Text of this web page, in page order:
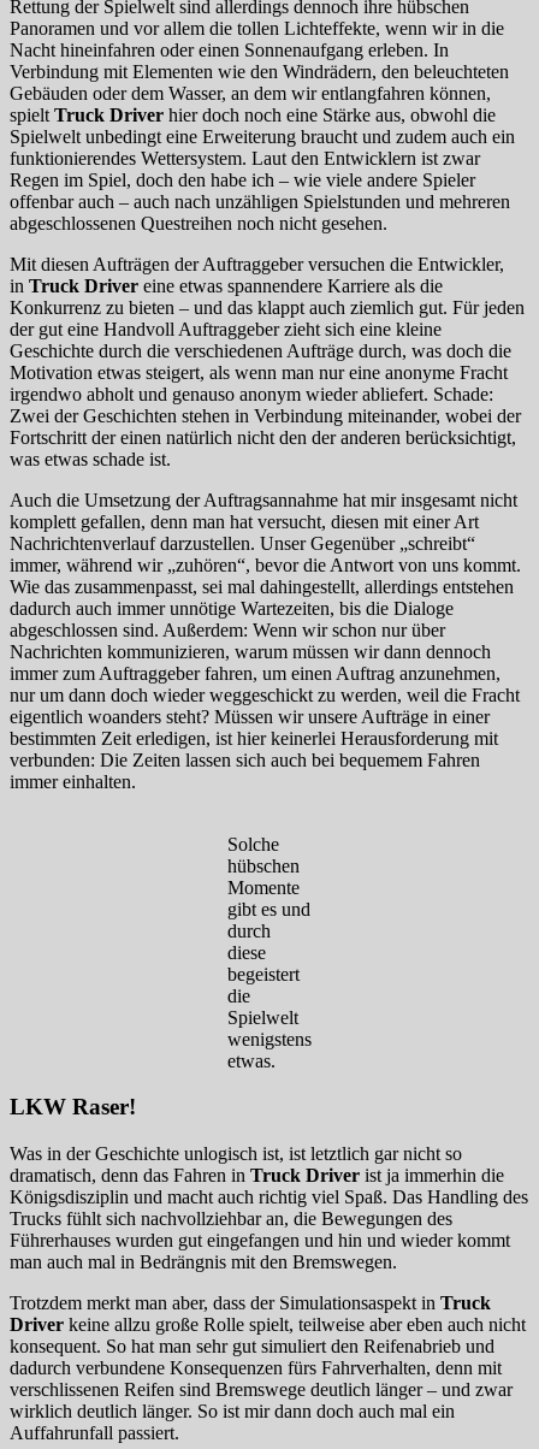
Rettung der Spielwelt sind allerdings dennoch ihre hübschen
Panoramen und vor allem die tollen Lichteffekte, wenn wir in die
Nacht hineinfahren oder einen Sonnenaufgang erleben. In
Verbindung mit Elementen wie den Windrädern, den beleuchteten
Gebäuden oder dem Wasser, an dem wir entlangfahren können,
spielt Truck Driver hier doch noch eine Stärke aus, obwohl die
Spielwelt unbedingt eine Erweiterung braucht und zudem auch ein
funktionierendes Wettersystem. Laut den Entwicklern ist zwar
Regen im Spiel, doch den habe ich – wie viele andere Spieler
offenbar auch – auch nach unzähligen Spielstunden und mehreren
abgeschlossenen Questreihen noch nicht gesehen.
Mit diesen Aufträgen der Auftraggeber versuchen die Entwickler,
in Truck Driver eine etwas spannendere Karriere als die
Konkurrenz zu bieten – und das klappt auch ziemlich gut. Für jeden
der gut eine Handvoll Auftraggeber zieht sich eine kleine
Geschichte durch die verschiedenen Aufträge durch, was doch die
Motivation etwas steigert, als wenn man nur eine anonyme Fracht
irgendwo abholt und genauso anonym wieder abliefert. Schade:
Zwei der Geschichten stehen in Verbindung miteinander, wobei der
Fortschritt der einen natürlich nicht den der anderen berücksichtigt,
was etwas schade ist.
Auch die Umsetzung der Auftragsannahme hat mir insgesamt nicht
komplett gefallen, denn man hat versucht, diesen mit einer Art
Nachrichtenverlauf darzustellen. Unser Gegenüber „schreibt“
immer, während wir „zuhören“, bevor die Antwort von uns kommt.
Wie das zusammenpasst, sei mal dahingestellt, allerdings entstehen
dadurch auch immer unnötige Wartezeiten, bis die Dialoge
abgeschlossen sind. Außerdem: Wenn wir schon nur über
Nachrichten kommunizieren, warum müssen wir dann dennoch
immer zum Auftraggeber fahren, um einen Auftrag anzunehmen,
nur um dann doch wieder weggeschickt zu werden, weil die Fracht
eigentlich woanders steht? Müssen wir unsere Aufträge in einer
bestimmten Zeit erledigen, ist hier keinerlei Herausforderung mit
verbunden: Die Zeiten lassen sich auch bei bequemem Fahren
immer einhalten.
Solche
hübschen
Momente
gibt es und
durch
diese
begeistert
die
Spielwelt
wenigstens
etwas.
LKW Raser!
Was in der Geschichte unlogisch ist, ist letztlich gar nicht so
dramatisch, denn das Fahren in Truck Driver ist ja immerhin die
Königsdisziplin und macht auch richtig viel Spaß. Das Handling des
Trucks fühlt sich nachvollziehbar an, die Bewegungen des
Führerhauses wurden gut eingefangen und hin und wieder kommt
man auch mal in Bedrängnis mit den Bremswegen.
Trotzdem merkt man aber, dass der Simulationsaspekt in Truck
Driver keine allzu große Rolle spielt, teilweise aber eben auch nicht
konsequent. So hat man sehr gut simuliert den Reifenabrieb und
dadurch verbundene Konsequenzen fürs Fahrverhalten, denn mit
verschlissenen Reifen sind Bremswege deutlich länger – und zwar
wirklich deutlich länger. So ist mir dann doch auch mal ein
Auffahrunfall passiert.